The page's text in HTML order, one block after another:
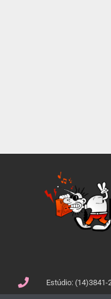
Estúdio: (14)3841-